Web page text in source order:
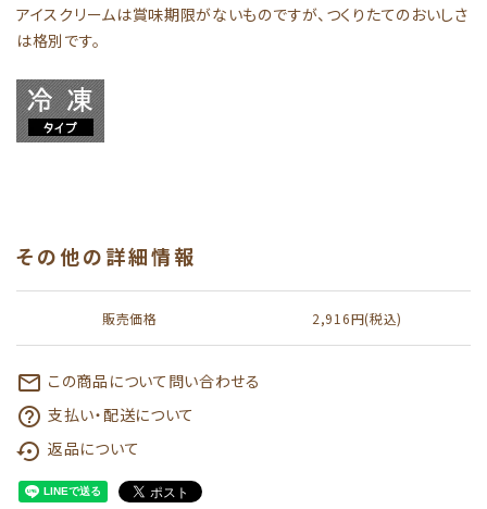
アイスクリームは賞味期限がないものですが、つくりたてのおいしさ
は格別です。
その他の詳細情報
販売価格 2,916円(税込)
mail_outline この商品について問い合わせる
help_outline 支払い・配送について
settings_backup_restore 返品について